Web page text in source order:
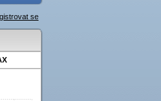
se